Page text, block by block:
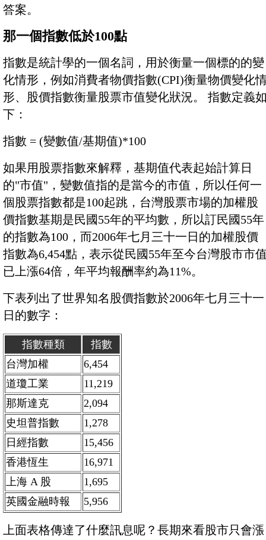
答案。
那一個指數低於100點
指數是統計學的一個名詞，用於衡量一個標的的變
化情形，例如消費者物價指數(CPI)衡量物價變化
形、股價指數衡量股票市值變化狀況。 指數定義
下：
指數 = (變數值/基期值)*100
如果用股票指數來解釋，基期值代表起始計算日
的"市值"，變數值指的是當今的市值，所以任何一
個股票指數都是100起跳，台灣股票市場的加權股
價指數基期是民國55年的平均數，所以訂民國55年
的指數為100，而2006年七月三十一日的加權股價
指數為6,454點，表示從民國55年至今台灣股市市
已上漲64倍，年平均報酬率約為11%。
下表列出了世界知名股價指數於2006年七月三十一
日的數字：
指數種類
指數
台灣加權
6,454
道瓊工業
11,219
那斯達克
2,094
史坦普指數
1,278
日經指數
15,456
香港恆生
16,971
上海 A 股
1,695
英國金融時報
5,956
上面表格傳達了什麼訊息呢？長期來看股市只會漲